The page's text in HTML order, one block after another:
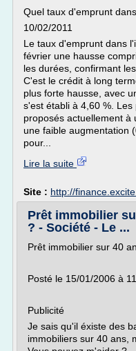
Quel taux d'emprunt
10/02/2011
Le taux d'emprunt dans
février une hausse
les durées, confirmant
C'est le crédit à long
plus forte hausse, avec
s'est établi à 4,60 %.
proposés actuellement à
une faible augmentation
pour...
Lire la suite
Site : http://
Prêt immobilier
? - Société - Le ...
Prêt immobilier sur 40
Posté le 15/01/2006 à
Publicité
Je sais qu'il éxiste des
immobiliers sur 40 ans,